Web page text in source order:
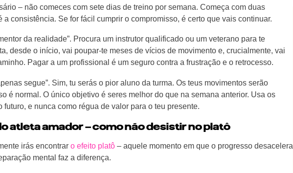
– não comeces com sete dias de treino por semana. Começa com duas
consistência. Se for fácil cumprir o compromisso, é certo que vais continuar.
da realidade”. Procura um instrutor qualificado ou um veterano para te
desde o início, vai poupar-te meses de vícios de movimento e, crucialmente, vai
Pagar a um profissional é um seguro contra a frustração e o retrocesso.
segue”. Sim, tu serás o pior aluno da turma. Os teus movimentos serão
é normal. O único objetivo é seres melhor do que na semana anterior. Usa os
e nunca como régua de valor para o teu presente.
atleta amador – como não desistir no platô
irás encontrar o efeito platô– aquele momento em que o progresso desacelera
mental faz a diferença.